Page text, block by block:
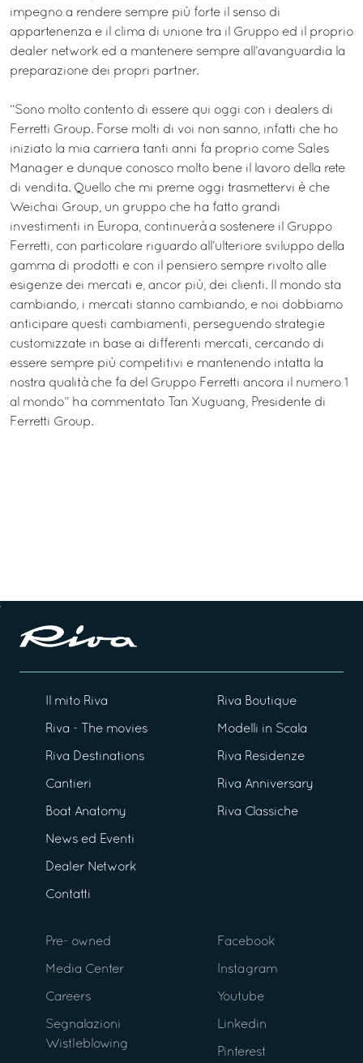
impegno a rendere sempre più forte il senso di
appartenenza e il clima di unione tra il Gruppo ed il proprio
dealer network ed a mantenere sempre all’avanguardia la
preparazione dei propri partner.
“Sono molto contento di essere qui oggi con i dealers di
Ferretti Group. Forse molti di voi non sanno, infatti che ho
iniziato la mia carriera tanti anni fa proprio come Sales
Manager e dunque conosco molto bene il lavoro della rete
di vendita. Quello che mi preme oggi trasmettervi è che
Weichai Group, un gruppo che ha fatto grandi
investimenti in Europa, continuerà a sostenere il Gruppo
Ferretti, con particolare riguardo all’ulteriore sviluppo della
gamma di prodotti e con il pensiero sempre rivolto alle
esigenze dei mercati e, ancor più, dei clienti. Il mondo sta
cambiando, i mercati stanno cambiando, e noi dobbiamo
anticipare questi cambiamenti, perseguendo strategie
customizzate in base ai differenti mercati, cercando di
essere sempre più competitivi e mantenendo intatta la
nostra qualità che fa del Gruppo Ferretti ancora il numero 1
al mondo” ha commentato Tan Xuguang, Presidente di
Ferretti Group.
Il mito Riva
Riva - The movies
Riva Destinations
Cantieri
Boat Anatomy
News ed Eventi
Dealer Network
Contatti
Riva Boutique
Modelli in Scala
Riva Residenze
Riva Anniversary
Riva Classiche
Pre- owned
Media Center
Careers
Segnalazioni
Wistleblowing
Facebook
Instagram
Youtube
Linkedin
Pinterest